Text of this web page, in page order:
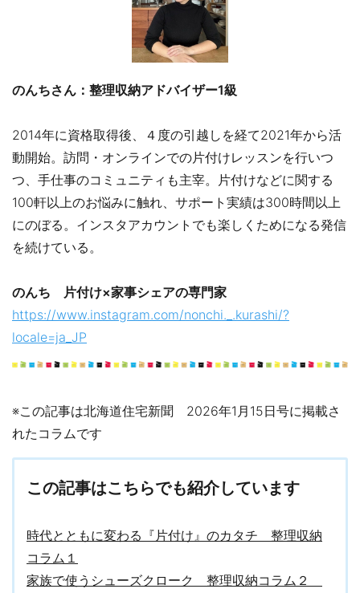
のんちさん：整理収納アドバイザー1級
2014年に資格取得後、４度の引越しを経て2021年から活
動開始。訪問・オンラインでの片付けレッスンを行いつ
つ、手仕事のコミュニティも主宰。片付けなどに関する
100軒以上のお悩みに触れ、サポート実績は300時間以上
にのぼる。インスタアカウントでも楽しくためになる発信
を続けている。
のんち 片付け×家事シェアの専門家
https://www.instagram.com/nonchi._.kurashi/?
locale=ja_JP
※この記事は北海道住宅新聞 2026年1月15日号に掲載さ
れたコラムです
この記事はこちらでも紹介しています
時代とともに変わる『片付け』のカタチ 整理収納
コラム１
家族で使うシューズクローク 整理収納コラム２